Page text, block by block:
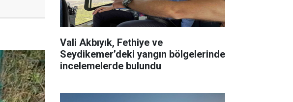
Vali Akbıyık, Fethiye ve
Seydikemer’deki yangın bölgelerinde
incelemelerde bulundu